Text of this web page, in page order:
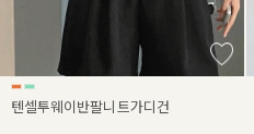
텐셀투웨이반팔니트가디건